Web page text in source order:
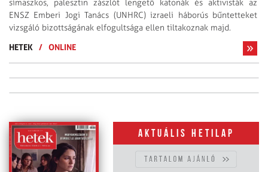
símaszkos, palesztin zászlót lengető katonák és aktivisták az
ENSZ Emberi Jogi Tanács (UNHRC) izraeli háborús bűntetteket
vizsgáló bizottságának elfogultsága ellen tiltakoznak majd.
HETEK
/ ONLINE
Aktuális hetilap